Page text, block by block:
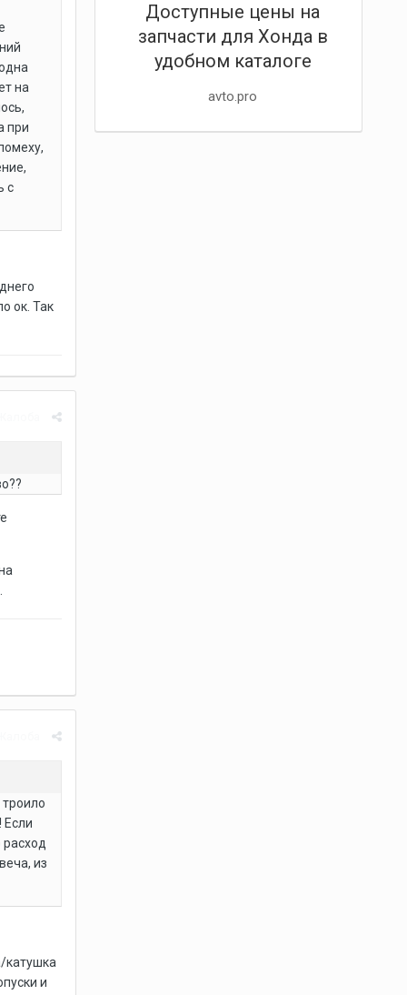
на
при
с
ок. Так
Если
расход
из
катушка
и
Доступные цены на
запчасти для Хонда в
удобном каталоге
avto.pro